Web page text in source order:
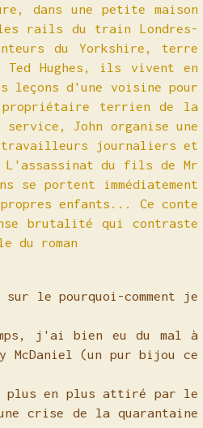
dans une petite maison
rails du train Londres-
du Yorkshire, terre
Ted Hughes, ils vivent en
leçons d'une voisine pour
propriétaire terrien de la
John organise une
travailleurs journaliers et
du fils de Mr
se portent immédiatement
enfants... Ce conte
brutalité qui contraste
du roman
le pourquoi-comment je
j'ai bien eu du mal à
(un pur bijou ce
plus en plus attiré par le
crise de la quarantaine